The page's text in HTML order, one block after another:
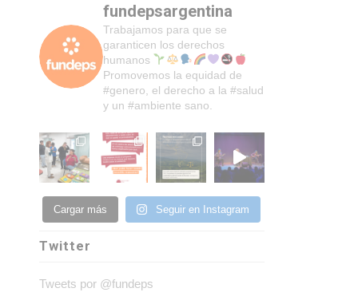
fundepsargentina
Trabajamos para que se
garanticen los derechos
humanos
Promovemos la equidad de
#genero, el derecho a la #salud
y un #ambiente sano.
Cargar más Seguir en Instagram
Twitter
Tweets por @fundeps